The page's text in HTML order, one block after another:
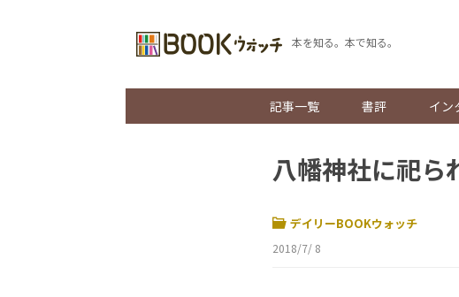
本を知る。本で知る。
記事一覧 書評 イン
八幡神社に祀ら
デイリーBOOKウォッチ
2018/7/ 8